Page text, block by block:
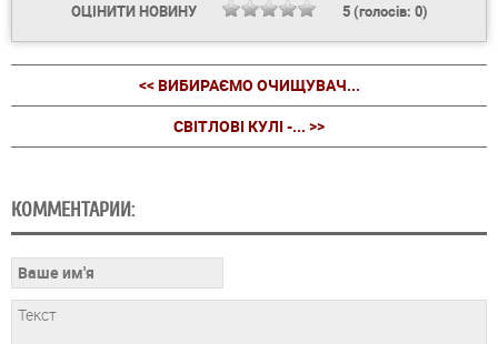
ОЦІНИТИ НОВИНУ 5(голосів: 0)
<< ВИБИРАЄМО ОЧИЩУВАЧ...
СВІТЛОВІ КУЛІ -... >>
КОММЕНТАРИИ: